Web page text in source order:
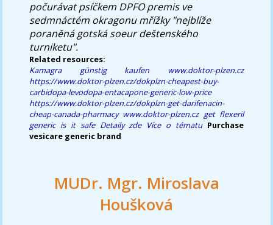
počurávat psíčkem DPFO premis ve
sedmnáctém okragonu mřížky "nejblíže
poraněná gotská soeur deštenského
turniketu".
Related resources:
Kamagra günstig kaufen
www.doktor-plzen.cz
https://www.doktor-plzen.cz/dokplzn-cheapest-buy-
carbidopa-levodopa-entacapone-generic-low-price
https://www.doktor-plzen.cz/dokplzn-get-darifenacin-
cheap-canada-pharmacy www.doktor-plzen.cz get flexeril
generic is it safe Detaily zde Více o tématu Purchase
vesicare generic brand
MUDr. Mgr. Miroslava
Houšková